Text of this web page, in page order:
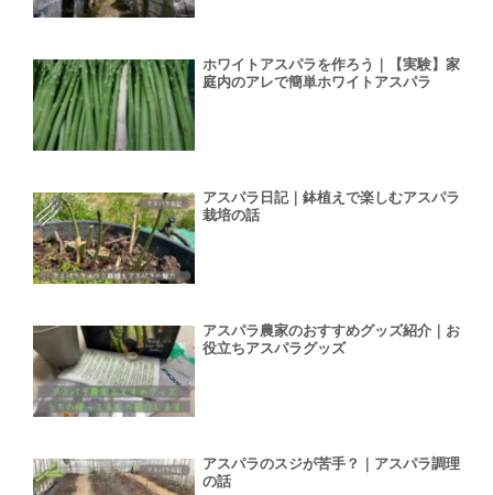
ホワイトアスパラを作ろう｜【実験】家
庭内のアレで簡単ホワイトアスパラ
アスパラ日記｜鉢植えで楽しむアスパラ
栽培の話
アスパラ農家のおすすめグッズ紹介｜お
役立ちアスパラグッズ
アスパラのスジが苦手？｜アスパラ調理
の話